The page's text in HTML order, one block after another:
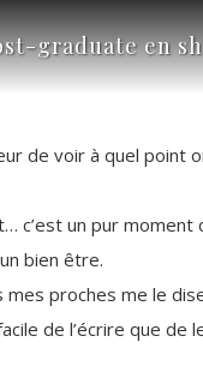
graduate en
de voir à quel
un pur moment
bien être.
mes proches me le
de l’écrire que de